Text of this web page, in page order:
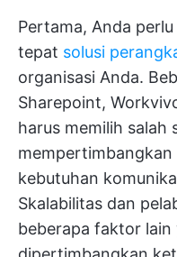
Pertama, Anda
tepat solusi
organisasi Anda.
Sharepoint,
harus memilih salah
kebutuhan
Skalabilitas dan
beberapa faktor lain